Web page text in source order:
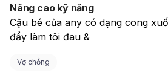
Nâng cao kỹ năng
Cậu bé của any có dạng cong
đẩy làm tôi đau &
Vợ chồng